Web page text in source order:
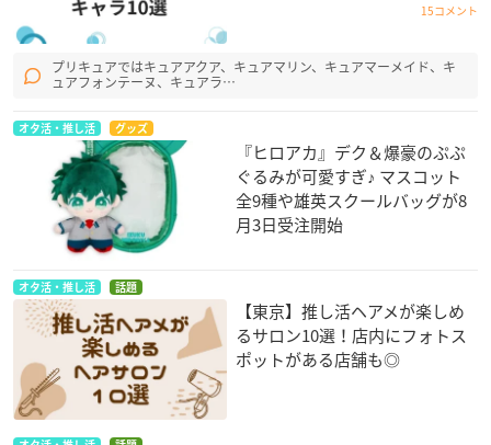
15コメント
プリキュアではキュアアクア、キュアマリン、キュアマーメイド、キ
ュアフォンテーヌ、キュアラ…
オタ活・推し活 グッズ
『ヒロアカ』デク＆爆豪のぷぷ
ぐるみが可愛すぎ♪ マスコット
全9種や雄英スクールバッグが8
月3日受注開始
オタ活・推し活 話題
【東京】推し活ヘアメが楽しめ
るサロン10選！店内にフォトス
ポットがある店舗も◎